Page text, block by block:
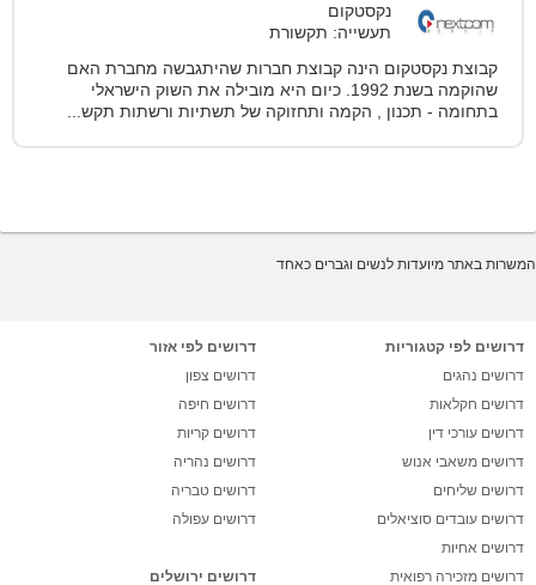
נקסטקום
תעשייה: תקשורת
קבוצת נקסטקום הינה קבוצת חברות שהיתגבשה מחברת האם
שהוקמה בשנת 1992. כיום היא מובילה את השוק הישראלי
בתחומה - תכנון , הקמה ותחזוקה של תשתיות ורשתות תקש...
המשרות באתר מיועדות לנשים וגברים כאחד
דרושים לפי קטגוריות
דרושים נהגים
דרושים חקלאות
דרושים עורכי דין
דרושים משאבי אנוש
דרושים שליחים
דרושים עובדים סוציאלים
דרושים אחיות
דרושים מזכירה רפואית
דרושים לפי אזור
דרושים צפון
דרושים חיפה
דרושים קריות
דרושים נהריה
דרושים טבריה
דרושים עפולה
דרושים ירושלים